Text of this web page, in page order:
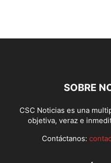
SOBRE
CSC Noticias es una
objetiva, veraz e
Contáctanos: